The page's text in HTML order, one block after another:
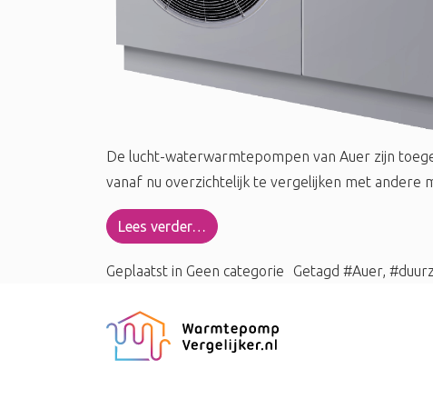
De lucht-waterwarmtepompen van Auer zijn
vanaf nu overzichtelijk te vergelijken met andere
Lees verder…
Geplaatst in Geen categorie Getagd #Auer,